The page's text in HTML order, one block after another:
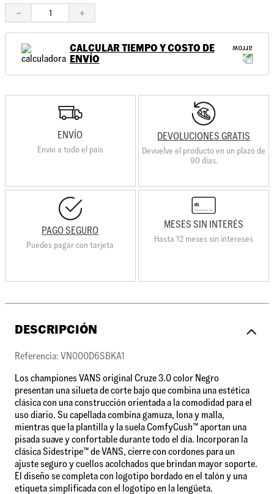
＋
－
CALCULAR TIEMPO Y COSTO DE
ENVÍO
ENVÍO
Envio a todo el país
DEVOLUCIONES GRATIS
Devuelve el producto en un plazo de
90 días.
PAGO SEGURO
Puedes pagar con tarjeta
MESES SIN INTERÉS
Hasta 12 meses sin intereses
DESCRIPCIÓN
Referencia: VN000D6SBKA1
Los championes VANS original Cruze 3.0 color Negro
presentan una silueta de corte bajo que combina una estética
clásica con una construcción orientada a la comodidad para el
uso diario. Su capellada combina gamuza, lona y malla,
mientras que la plantilla y la suela ComfyCush™ aportan una
pisada suave y confortable durante todo el día. Incorporan la
clásica Sidestripe™ de VANS, cierre con cordones para un
ajuste seguro y cuellos acolchados que brindan mayor soporte.
El diseño se completa con logotipo bordado en el talón y una
etiqueta simplificada con el logotipo en la lengüeta.